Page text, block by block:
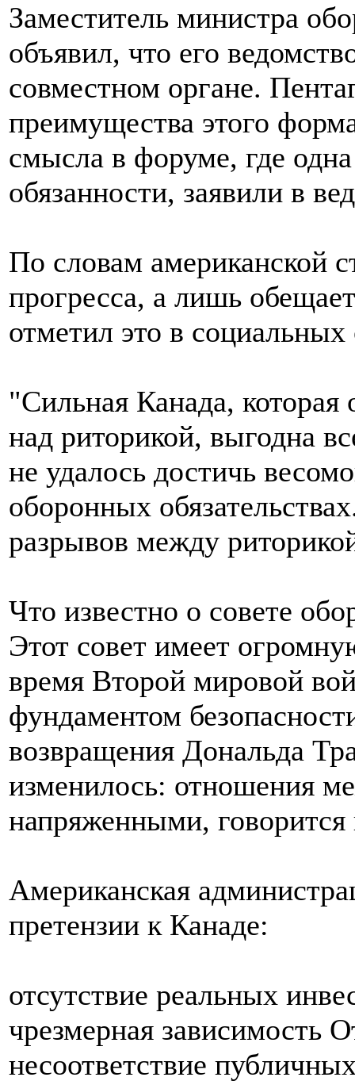
Заместитель министра
объявил, что его
совместном органе.
преимущества этого
смысла в форуме, где
обязанности, заявили в
По словам американской
прогресса, а лишь
отметил это в социальных
"Сильная Канада, которая
над риторикой, выгодна
не удалось достичь
оборонных
разрывов между
Что известно о совете
Этот совет имеет
время Второй мировой
фундаментом
возвращения Дональда
изменилось: отношения
напряженными, говорится
Американская
претензии к Канаде:
отсутствие реальных
чрезмерная
несоответствие